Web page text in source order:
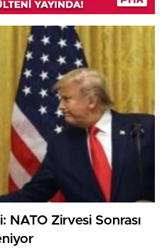
NATO Zirvesi Sonrası